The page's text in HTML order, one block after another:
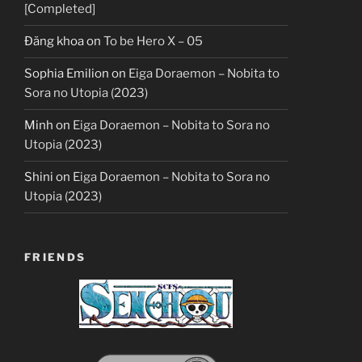
[Completed]
Đăng khoaon To be Hero X – 05
Sophia Emilion on Eiga Doraemon – Nobita to
Sora no Utopia (2023)
Minh on Eiga Doraemon – Nobita to Sora no
Utopia (2023)
Shini on Eiga Doraemon – Nobita to Sora no
Utopia (2023)
FRIENDS